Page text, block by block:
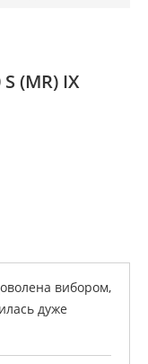
(MR) IX
вибором,
дуже